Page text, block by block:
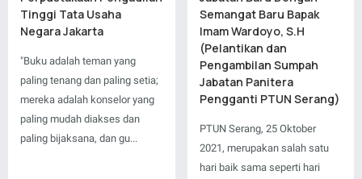
Tinggi Tata Usaha
Negara Jakarta
"Buku adalah teman yang
paling tenang dan paling setia;
mereka adalah konselor yang
paling mudah diakses dan
paling bijaksana, dan gu...
Semangat Baru Bapak
Imam Wardoyo, S.H
(Pelantikan dan
Pengambilan Sumpah
Jabatan Panitera
Pengganti PTUN Serang)
PTUN Serang, 25 Oktober
2021, merupakan salah satu
hari baik sama seperti hari